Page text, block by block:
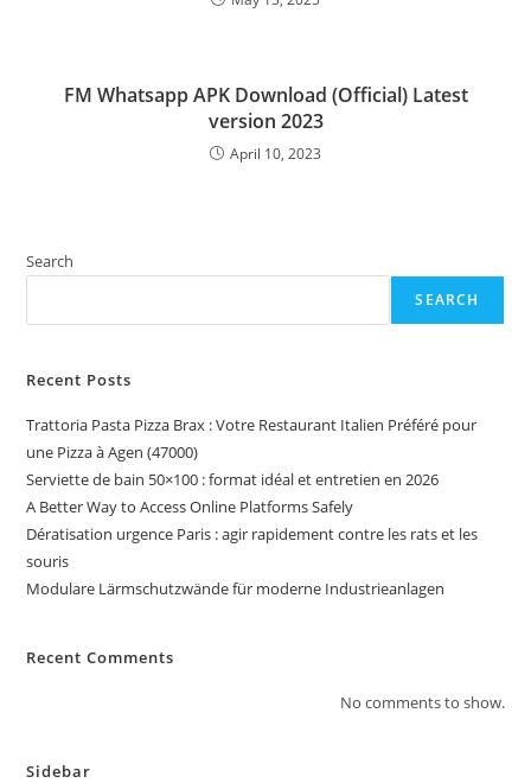
FM Whatsapp APK Download (Official) Latest
version 2023
April 10, 2023
Search
SEARCH
Recent Posts
Trattoria Pasta Pizza Brax : Votre Restaurant Italien Préféré pour
une Pizza à Agen (47000)
Serviette de bain 50×100 : format idéal et entretien en 2026
A Better Way to Access Online Platforms Safely
Dératisation urgence Paris : agir rapidement contre les rats et les
souris
Modulare Lärmschutzwände für moderne Industrieanlagen
Recent Comments
No comments to show.
Sidebar